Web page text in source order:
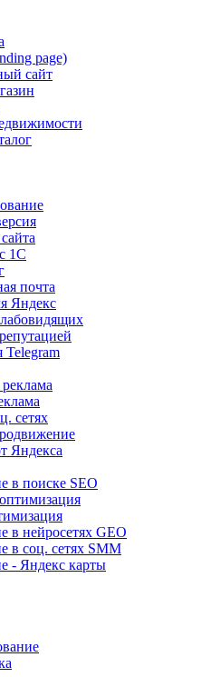
page)
сайт
1С
почта
Яндекс
Telegram
сетях
Яндекса
в поиске SEO
в нейросетях GEO
в соц. сетях SMM
- Яндекс карты